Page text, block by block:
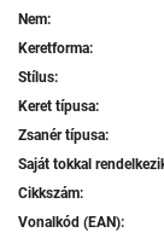
Nem:
Keretforma:
Stílus:
Keret típusa:
Zsanér típusa:
Saját tokkal
Cikkszám:
Vonalkód (EAN):